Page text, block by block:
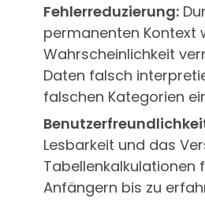
Fehlerreduzierung:
permanenten Kontext
Wahrscheinlichkeit
Daten falsch
falschen Kategorien
Lesbarkeit und das
Tabellenkalkulationen
Anfängern bis zu